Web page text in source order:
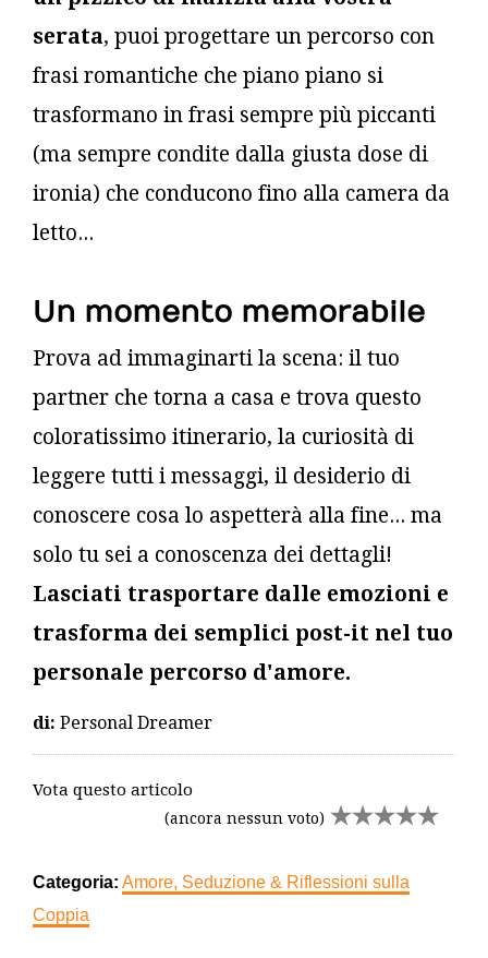
serata, puoi progettare un percorso con
frasi romantiche che piano piano si
trasformano in frasi sempre più piccanti
(ma sempre condite dalla giusta dose di
ironia) che conducono fino alla camera da
letto...
Un momento memorabile
Prova ad immaginarti la scena: il tuo
partner che torna a casa e trova questo
coloratissimo itinerario, la curiosità di
leggere tutti i messaggi, il desiderio di
conoscere cosa lo aspetterà alla fine... ma
solo tu sei a conoscenza dei dettagli!
Lasciati trasportare dalle emozioni e
trasforma dei semplici post-it nel tuo
personale percorso d'amore.
di: Personal Dreamer
Vota questo articolo
(ancora nessun voto)
Categoria: Amore, Seduzione & Riflessioni sulla
Coppia